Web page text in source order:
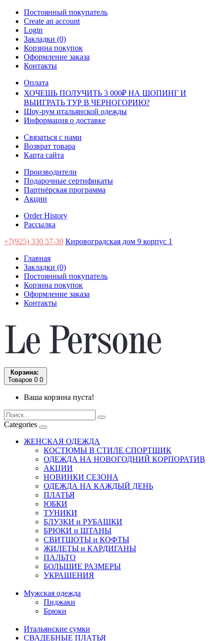
Постоянный покупатель
Create an account
Login
Закладки (0)
Корзина покупок
Оформление заказа
Контакты
Оплата
ХОЧЕШЬ ПОЛУЧИТЬ 3 000₽ НА ШОПИНГ И
ВЫИГРАТЬ ТУР В ЧЕРНОГОРИЮ?
Шоу-рум итальянской одежды
Информация о доставке
Связаться с нами
Возврат товара
Карта сайта
Производители
Подарочные сертификаты
Партнёрская программа
Акции
Order History
Рассылка
+7(925) 330 57-30 Кировоградская дом 9 корпус 1
Главная
Закладки (0)
Постоянный покупатель
Корзина покупок
Оформление заказа
Контакты
Корзина:
Товаров 0 0
Ваша корзина пуста!
Categories
ЖЕНСКАЯ ОДЕЖДА
КОСТЮМЫ В СТИЛЕ СПОРТШИК
ОДЕЖДА НА НОВОГОДНИЙ КОРПОРАТИВ
АКЦИИ
НОВИНКИ СЕЗОНА
ОДЕЖДА НА КАЖДЫЙ ДЕНЬ
ПЛАТЬЯ
ЮБКИ
ТУНИКИ
БЛУЗКИ и РУБАШКИ
БРЮКИ и ШТАНЫ
СВИТШОТЫ и КОФТЫ
ЖИЛЕТЫ и КАРДИГАНЫ
ПАЛЬТО
БОЛЬШИЕ РАЗМЕРЫ
УКРАШЕНИЯ
Мужская одежда
Пиджаки
Брюки
Итальянские сумки
СВАДЕБНЫЕ ПЛАТЬЯ